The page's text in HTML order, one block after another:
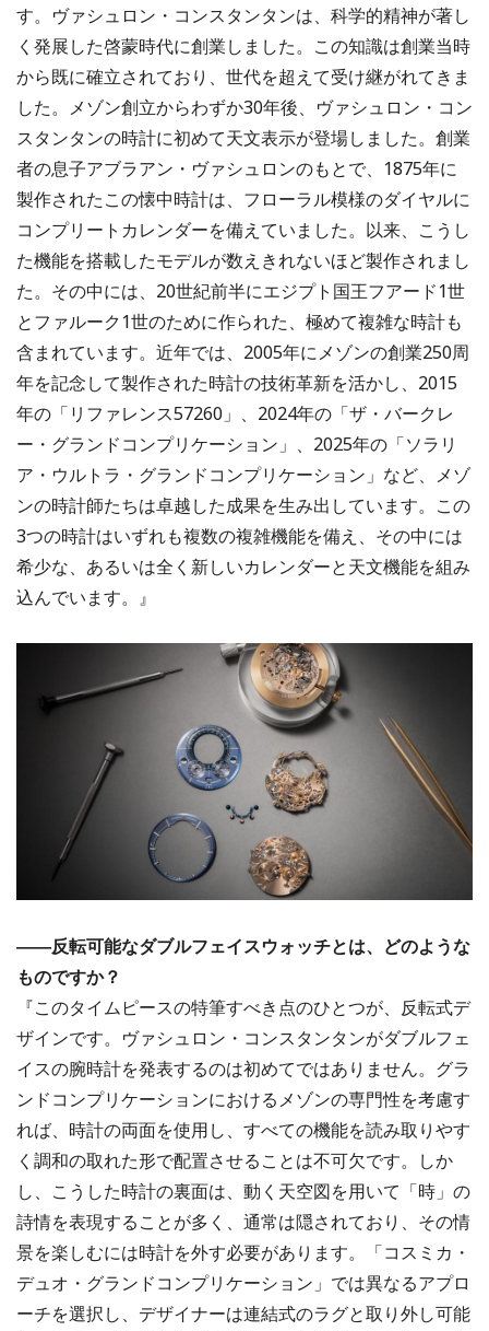
す。ヴァシュロン・コンスタンタンは、科学的精神が著し
く発展した啓蒙時代に創業しました。この知識は創業当時
から既に確立されており、世代を超えて受け継がれてきま
した。メゾン創立からわずか30年後、ヴァシュロン・コン
スタンタンの時計に初めて天文表示が登場しました。創業
者の息子アブラアン・ヴァシュロンのもとで、1875年に
製作されたこの懐中時計は、フローラル模様のダイヤルに
コンプリートカレンダーを備えていました。以来、こうし
た機能を搭載したモデルが数えきれないほど製作されまし
た。その中には、20世紀前半にエジプト国王フアード1世
とファルーク1世のために作られた、極めて複雑な時計も
含まれています。近年では、2005年にメゾンの創業250周
年を記念して製作された時計の技術革新を活かし、2015
年の「リファレンス57260」、2024年の「ザ・バークレ
ー・グランドコンプリケーション」、2025年の「ソラリ
ア・ウルトラ・グランドコンプリケーション」など、メゾ
ンの時計師たちは卓越した成果を生み出しています。この
3つの時計はいずれも複数の複雑機能を備え、その中には
希少な、あるいは全く新しいカレンダーと天文機能を組み
込んでいます。』
――反転可能なダブルフェイスウォッチとは、どのような
ものですか？
『このタイムピースの特筆すべき点のひとつが、反転式デ
ザインです。ヴァシュロン・コンスタンタンがダブルフェ
イスの腕時計を発表するのは初めてではありません。グラ
ンドコンプリケーションにおけるメゾンの専門性を考慮す
れば、時計の両面を使用し、すべての機能を読み取りやす
く調和の取れた形で配置させることは不可欠です。しか
し、こうした時計の裏面は、動く天空図を用いて「時」の
詩情を表現することが多く、通常は隠されており、その情
景を楽しむには時計を外す必要があります。「コスミカ・
デュオ・グランドコンプリケーション」では異なるアプロ
ーチを選択し、デザイナーは連結式のラグと取り外し可能